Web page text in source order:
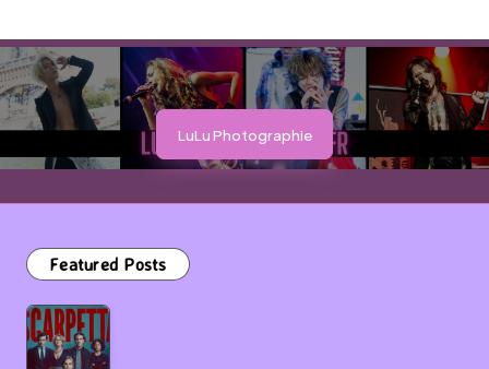
LuLu Photographie
Featured Posts